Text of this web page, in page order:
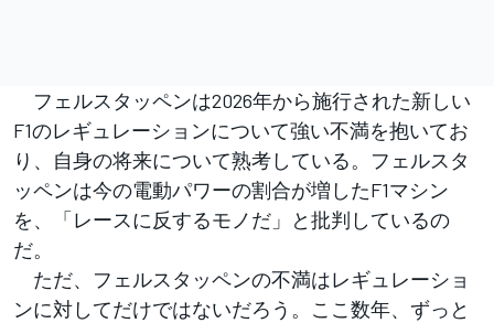
フェルスタッペンは2026年から施行された新しい
F1のレギュレーションについて強い不満を抱いてお
り、自身の将来について熟考している。フェルスタ
ッペンは今の電動パワーの割合が増したF1マシン
を、「レースに反するモノだ」と批判しているの
だ。
ただ、フェルスタッペンの不満はレギュレーショ
ンに対してだけではないだろう。ここ数年、ずっと